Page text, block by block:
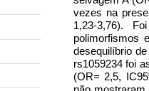
vezes na
1,23-3,76).
polimorfismos
desequilíbrio
rs1059234 foi
(OR= 2,5,